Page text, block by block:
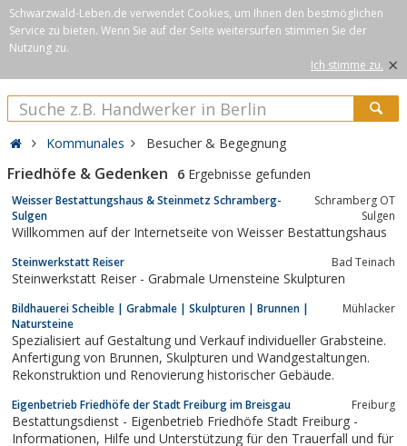
Schwarzwald-Leben.de verwendet Cookies, um Ihnen den bestmöglichen
Service zu bieten. Wenn Sie auf der Seite weitersurfen stimmen Sie der
Nutzung zu.
Ich stimme zu. ×
Kommunales Besucher & Begegnung
Friedhöfe & Gedenken 6 Ergebnisse gefunden
Weisser Bestattungshaus & Steinmetz Schramberg-
Sulgen
Schramberg OT
Sulgen
Willkommen auf der Internetseite von Weisser Bestattungshaus
Steinwerkstatt Reiser Bad Teinach
Steinwerkstatt Reiser - Grabmale Urnensteine Skulpturen
Bildhauerei Scheible | Grabmale | Skulpturen | Brunnen |
Natursteine
Mühlacker
Spezialisiert auf Gestaltung und Verkauf individueller Grabsteine.
Anfertigung von Brunnen, Skulpturen und Wandgestaltungen.
Rekonstruktion und Renovierung historischer Gebäude.
Eigenbetrieb Friedhöfe der Stadt Freiburg im Breisgau Freiburg
Bestattungsdienst - Eigenbetrieb Friedhöfe Stadt Freiburg -
Informationen, Hilfe und Unterstützung für den Trauerfall und für